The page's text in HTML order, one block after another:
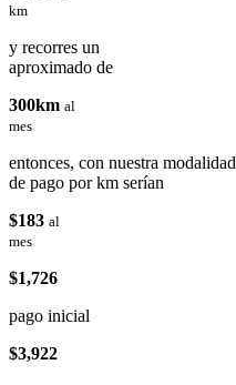
km
y recorres un
aproximado de
300km al
mes
entonces, con nuestra modalidad
de pago por km serían
$183 al
mes
$1,726
pago inicial
$3,922